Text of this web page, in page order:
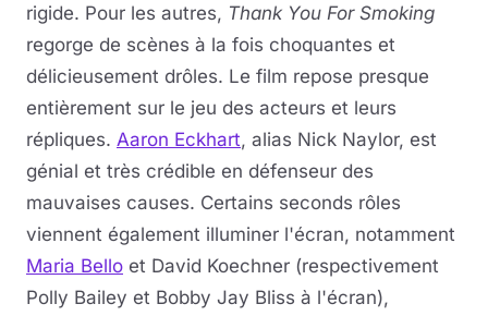
rigide. Pour les autres, Thank You For Smoking
regorge de scènes à la fois choquantes et
délicieusement drôles. Le film repose presque
entièrement sur le jeu des acteurs et leurs
répliques. Aaron Eckhart, alias Nick Naylor, est
génial et très crédible en défenseur des
mauvaises causes. Certains seconds rôles
viennent également illuminer l'écran, notamment
Maria Bello et David Koechner (respectivement
Polly Bailey et Bobby Jay Bliss à l'écran),